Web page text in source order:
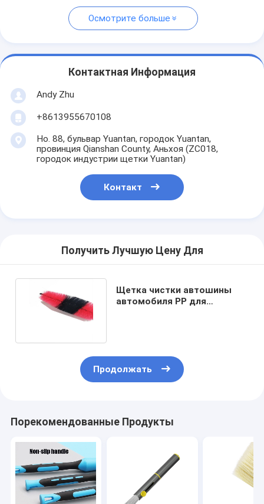
Осмотрите больше
Контактная Информация
Andy Zhu
+8613955670108
Но. 88, бульвар Yuantan, городок Yuantan,
провинция Qianshan County, Аньхоя (ZC018,
городок индустрии щетки Yuantan)
Контакт
Получить Лучшую Цену Для
Щетка чистки автошины
автомобиля PP для
Продолжать
Порекомендованные Продукты